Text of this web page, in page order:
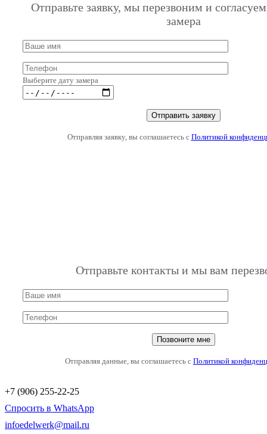
Отправьте заявку, мы перезвоним и
замера
Выберите дату замера
Отправляя заявку, вы соглашаетесь с Политикой
Отправьте контакты и мы вам
Отправляя данные, вы соглашаетесь с Политикой
+7 (906) 255-22-25
Спросить в WhatsApp
infoedelwerk@mail.ru